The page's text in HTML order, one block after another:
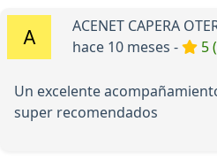
ACENET CAPERA
hace 10 meses -
5
Un excelente
super recomendados